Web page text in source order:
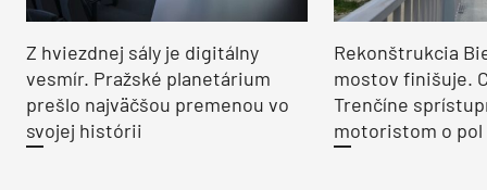
Z hviezdnej sály je digitálny
vesmír. Pražské planetárium
prešlo najväčšou premenou vo
svojej histórii
Rekonštrukcia
mostov finišuje.
Trenčíne
motoristom o pol